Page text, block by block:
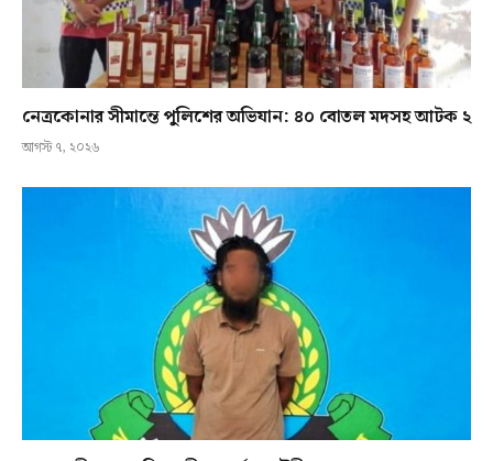
নেত্রকোনার সীমান্তে পুলিশের অভিযান: ৪০ বোতল মদসহ আটক ২
আগস্ট ৭, ২০২৬